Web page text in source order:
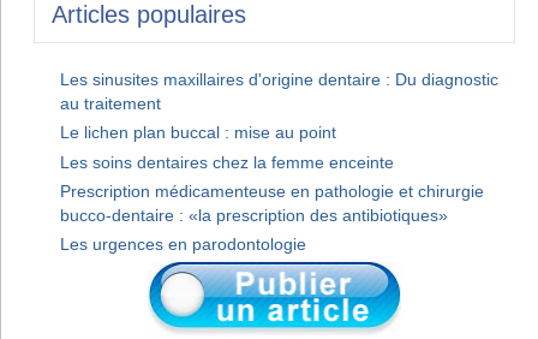
Articles populaires
Les sinusites maxillaires d'origine dentaire : Du diagnostic
au traitement
Le lichen plan buccal : mise au point
Les soins dentaires chez la femme enceinte
Prescription médicamenteuse en pathologie et chirurgie
bucco-dentaire : «la prescription des antibiotiques»
Les urgences en parodontologie